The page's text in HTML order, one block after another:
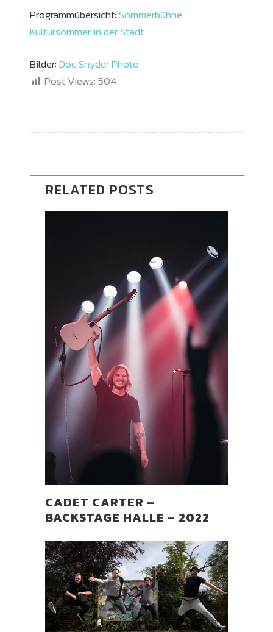
Programmübersicht:Sommerbühne
Kultursommer in der Stadt
Bilder:Doc Snyder Photo
Post Views:504
RELATED POSTS
CADET CARTER –
BACKSTAGE HALLE – 2022